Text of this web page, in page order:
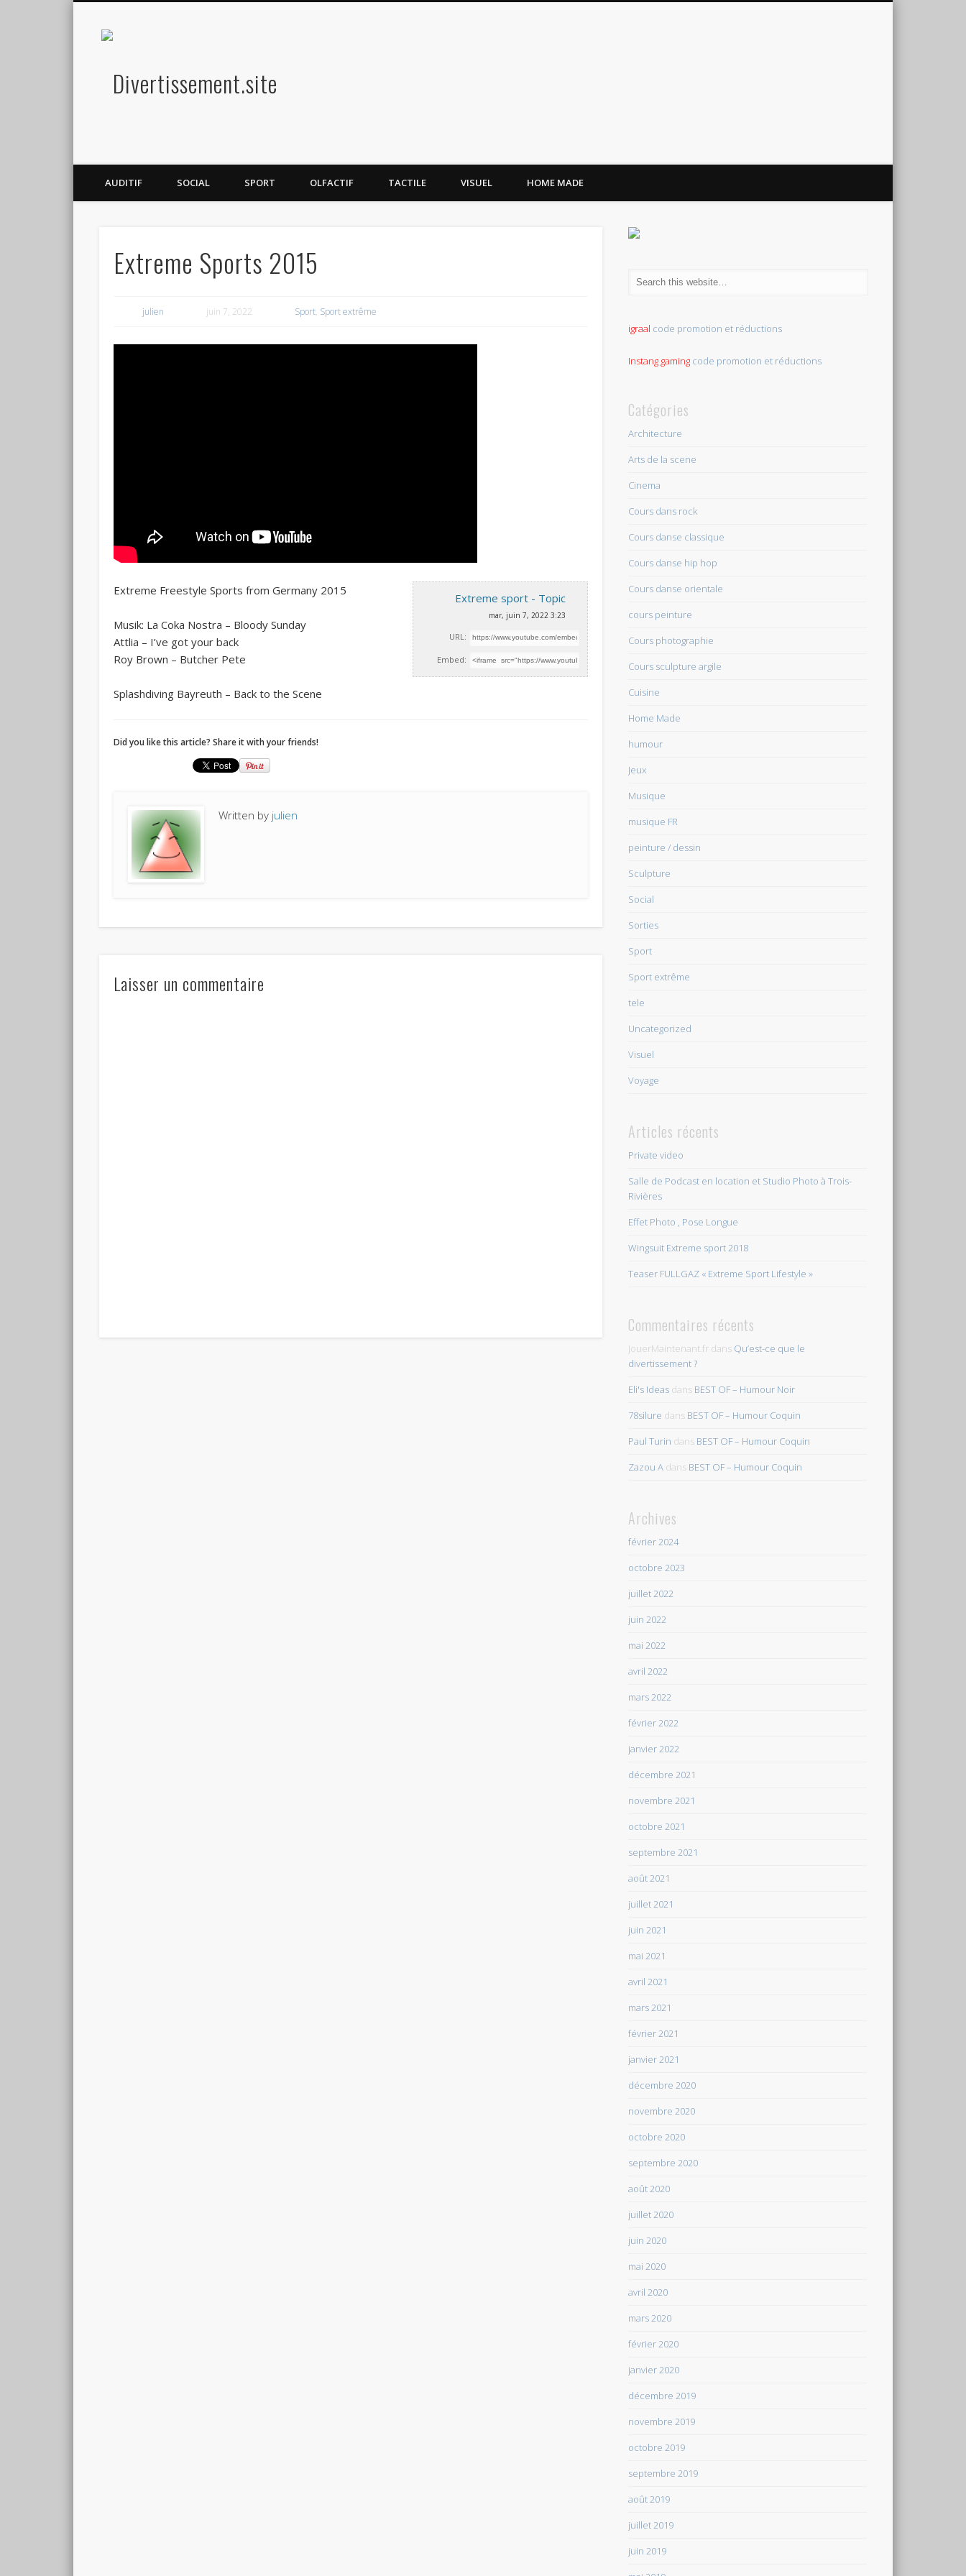
AUDITIF SOCIAL SPORT OLFACTIF TACTILE VISUEL HOME MADE
Extreme Sports 2015
julien juin 7, 2022 Sport, Sport extrême
Extreme sport - Topic
mar, juin 7, 2022 3:23
URL:
Embed:
Extreme Freestyle Sports from Germany 2015
Musik: La Coka Nostra – Bloody Sunday
Attlia – I’ve got your back
Roy Brown – Butcher Pete
Splashdiving Bayreuth – Back to the Scene
Did you like this article? Share it with your friends!
Written by julien
Laisser un commentaire
igraal code promotion et réductions
Instang gaming code promotion et réductions
Catégories
Architecture
Arts de la scene
Cinema
Cours dans rock
Cours danse classique
Cours danse hip hop
Cours danse orientale
cours peinture
Cours photographie
Cours sculpture argile
Cuisine
Home Made
humour
Jeux
Musique
musique FR
peinture / dessin
Sculpture
Social
Sorties
Sport
Sport extrême
tele
Uncategorized
Visuel
Voyage
Articles récents
Private video
Salle de Podcast en location et Studio Photo à Trois-
Rivières
Effet Photo , Pose Longue
Wingsuit Extreme sport 2018
Teaser FULLGAZ « Extreme Sport Lifestyle »
Commentaires récents
JouerMaintenant.fr dans Qu’est-ce que le
divertissement ?
Eli's Ideas dans BEST OF – Humour Noir
78silure dans BEST OF – Humour Coquin
Paul Turin dans BEST OF – Humour Coquin
Zazou A dans BEST OF – Humour Coquin
Archives
février 2024
octobre 2023
juillet 2022
juin 2022
mai 2022
avril 2022
mars 2022
février 2022
janvier 2022
décembre 2021
novembre 2021
octobre 2021
septembre 2021
août 2021
juillet 2021
juin 2021
mai 2021
avril 2021
mars 2021
février 2021
janvier 2021
décembre 2020
novembre 2020
octobre 2020
septembre 2020
août 2020
juillet 2020
juin 2020
mai 2020
avril 2020
mars 2020
février 2020
janvier 2020
décembre 2019
novembre 2019
octobre 2019
septembre 2019
août 2019
juillet 2019
juin 2019